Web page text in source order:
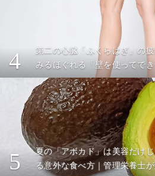
4
第二の心臓「ふくらはぎ」の
みるほぐれる「壁を使ってで
5
夏の「アボカド」は美容だけ
る意外な食べ方｜管理栄養士